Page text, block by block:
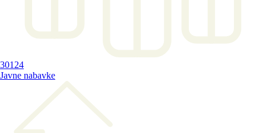
30124
Javne nabavke